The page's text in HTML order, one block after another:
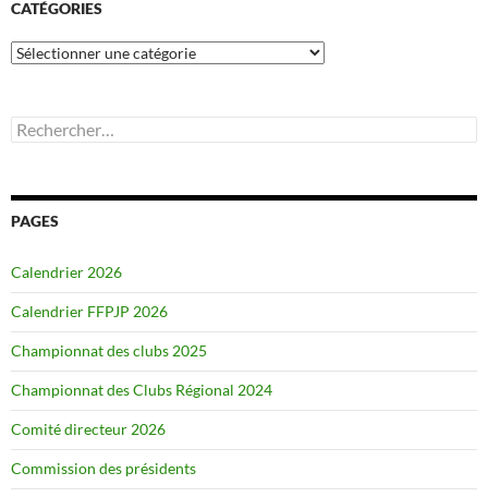
CATÉGORIES
Catégories
Rechercher :
PAGES
Calendrier 2026
Calendrier FFPJP 2026
Championnat des clubs 2025
Championnat des Clubs Régional 2024
Comité directeur 2026
Commission des présidents